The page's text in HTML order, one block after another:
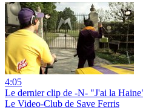
4:05
Le dernier clip de -N- "J'ai la
Le Video-Club de Save Ferris